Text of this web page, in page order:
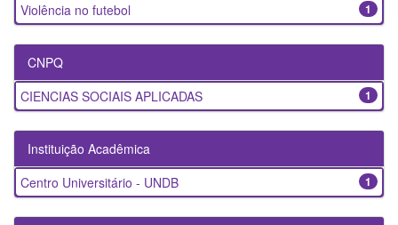
1
Violência no futebol
CNPQ
1
CIENCIAS SOCIAIS APLICADAS
Instituição Acadêmica
1
Centro Universitário - UNDB